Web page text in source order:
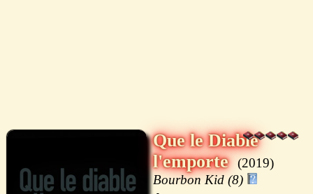
Que le Diable
l'emporte
2019
Bourbon Kid (8)